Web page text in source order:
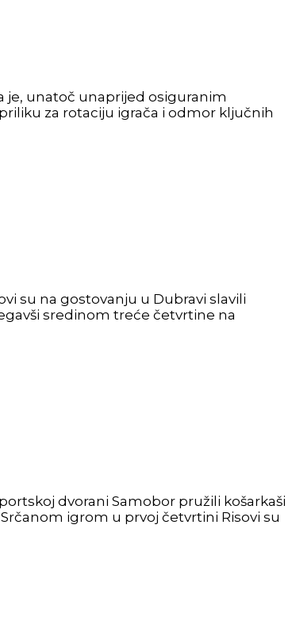
je, unatoč unaprijed osiguranim
za rotaciju igrača i odmor ključnih
su na gostovanju u Dubravi slavili
sredinom treće četvrtine na
dvorani Samobor pružili košarkaši
igrom u prvoj četvrtini Risovi su